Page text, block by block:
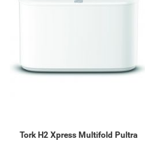
Tork H2 Xpress Multifold Pultra